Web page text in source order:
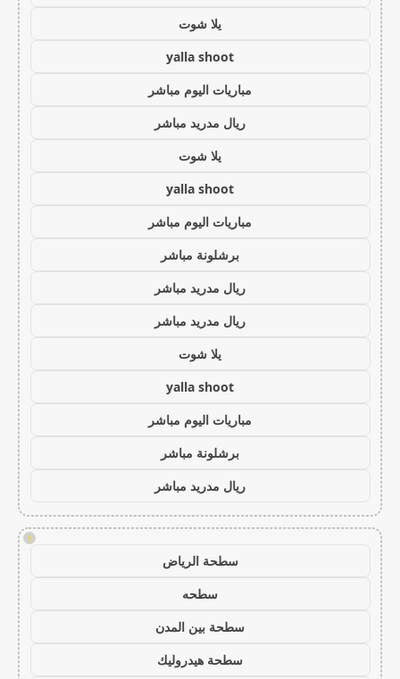
يلا شوت
yalla shoot
مباريات اليوم مباشر
ريال مدريد مباشر
يلا شوت
yalla shoot
مباريات اليوم مباشر
برشلونة مباشر
ريال مدريد مباشر
ريال مدريد مباشر
يلا شوت
yalla shoot
مباريات اليوم مباشر
برشلونة مباشر
ريال مدريد مباشر
!
سطحة الرياض
سطحه
سطحة بين المدن
سطحة هيدروليك